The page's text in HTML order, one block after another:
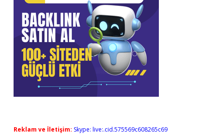
Reklam ve İletişim: Skype: live:.cid.575569c608265c69